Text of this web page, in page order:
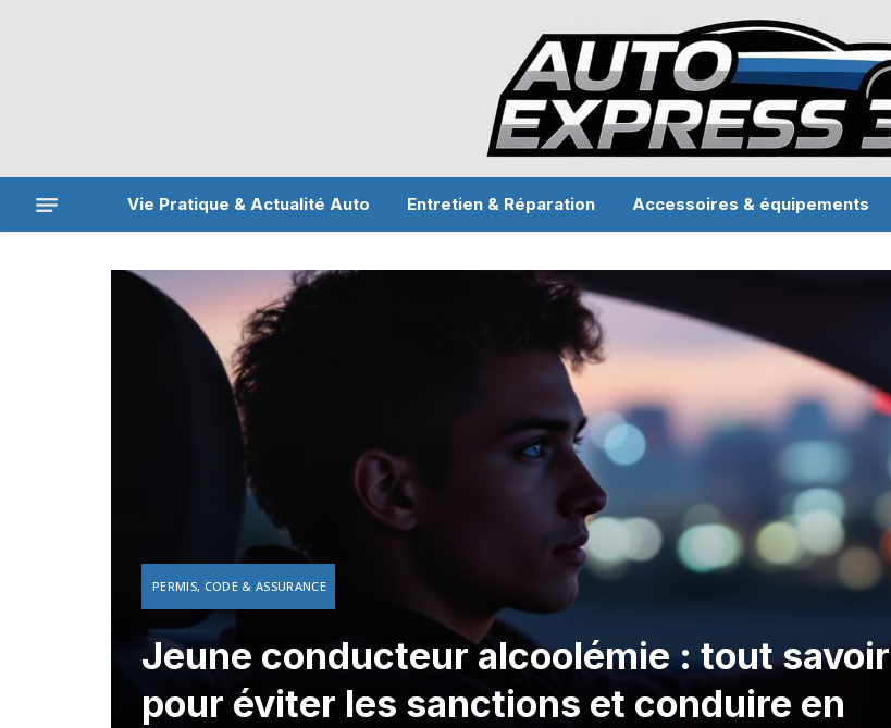
Vie Pratique & Actualité Auto Entretien & Réparation Accessoires & équipements
PERMIS, CODE & ASSURANCE
Jeune conducteur alcoolémie : tout savoir
pour éviter les sanctions et conduire en